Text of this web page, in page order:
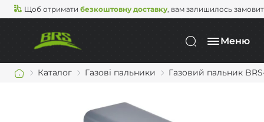
Щоб отримати безкоштовну доставку, вам залишилось
Меню
Каталог Газові пальники Газовий пальник